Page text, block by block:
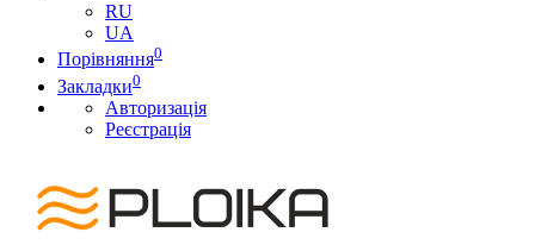
RU
UA
Порівняння0
Закладки0
Авторизація
Реєстрація